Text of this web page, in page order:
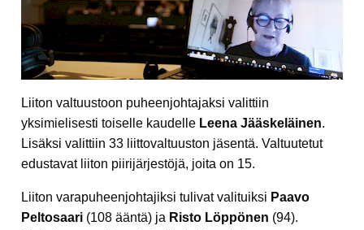
Liiton valtuustoon puheenjohtajaksi valittiin
yksimielisesti toiselle kaudelle Leena Jääskeläinen.
Lisäksi valittiin 33 liittovaltuuston jäsentä. Valtuutetut
edustavat liiton piirijärjestöjä, joita on 15.
Liiton varapuheenjohtajiksi tulivat valituiksi Paavo
Peltosaari (108 ääntä) ja Risto Löppönen (94).